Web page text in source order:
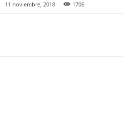
11 noviembre, 2018
1706